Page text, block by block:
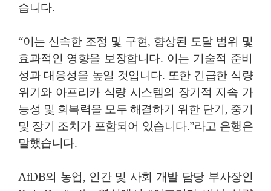
습니다.
“이는 신속한 조정 및 구현, 향상된 도달 범위 및
효과적인 영향을 보장합니다. 이는 기술적 준비
성과 대응성을 높일 것입니다. 또한 긴급한 식량
위기와 아프리카 식량 시스템의 장기적 지속 가
능성 및 회복력을 모두 해결하기 위한 단기, 중기
및 장기 조치가 포함되어 있습니다.”라고 은행은
말했습니다.
AfDB의 농업, 인간 및 사회 개발 담당 부사장인